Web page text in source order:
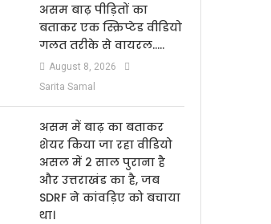
असम बाढ़ पीड़ितों का
बताकर एक स्क्रिप्टेड वीडियो
गलत तरीके से वायरल…..
August 8, 2026
Sarita Samal
असम में बाढ़ का बताकर
शेयर किया जा रहा वीडियो
असल में 2 साल पुराना है
और उत्तराखंड का है, जब
SDRF ने कांवड़िए को बचाया
था।